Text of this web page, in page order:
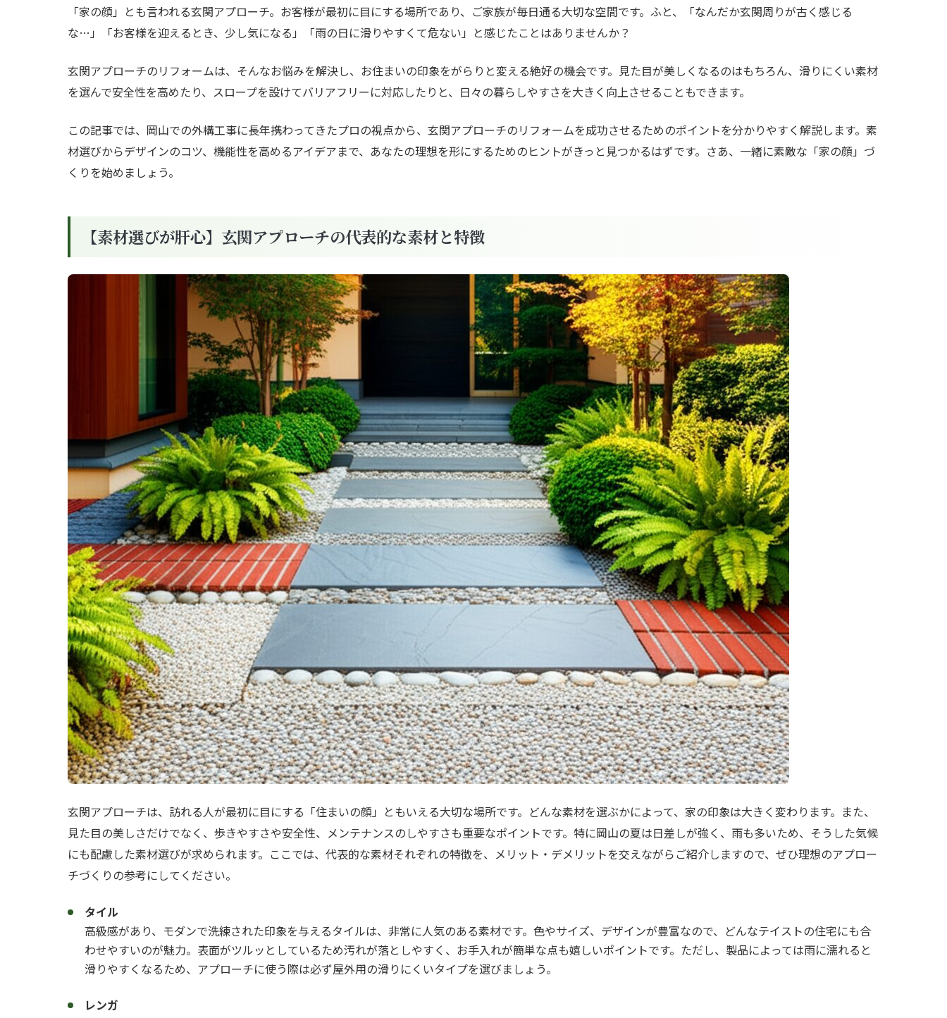
「家の顔」とも言われる玄関アプローチ。お客様が最初に目にする場所であり、ご家族が毎日通る大切な空間です。ふと、「なんだか玄関周りが古く感じる
な…」「お客様を迎えるとき、少し気になる」「雨の日に滑りやすくて危ない」と感じたことはありませんか？
玄関アプローチのリフォームは、そんなお悩みを解決し、お住まいの印象をがらりと変える絶好の機会です。見た目が美しくなるのはもちろん、滑りにくい素材
を選んで安全性を高めたり、スロープを設けてバリアフリーに対応したりと、日々の暮らしやすさを大きく向上させることもできます。
この記事では、岡山での外構工事に長年携わってきたプロの視点から、玄関アプローチのリフォームを成功させるためのポイントを分かりやすく解説します。素
材選びからデザインのコツ、機能性を高めるアイデアまで、あなたの理想を形にするためのヒントがきっと見つかるはずです。さあ、一緒に素敵な「家の顔」づ
くりを始めましょう。
【素材選びが肝心】玄関アプローチの代表的な素材と特徴
玄関アプローチは、訪れる人が最初に目にする「住まいの顔」ともいえる大切な場所です。どんな素材を選ぶかによって、家の印象は大きく変わります。また、
見た目の美しさだけでなく、歩きやすさや安全性、メンテナンスのしやすさも重要なポイントです。特に岡山の夏は日差しが強く、雨も多いため、そうした気候
にも配慮した素材選びが求められます。ここでは、代表的な素材それぞれの特徴を、メリット・デメリットを交えながらご紹介しますので、ぜひ理想のアプロー
チづくりの参考にしてください。
タイル
高級感があり、モダンで洗練された印象を与えるタイルは、非常に人気のある素材です。色やサイズ、デザインが豊富なので、どんなテイストの住宅にも合
わせやすいのが魅力。表面がツルッとしているため汚れが落としやすく、お手入れが簡単な点も嬉しいポイントです。ただし、製品によっては雨に濡れると
滑りやすくなるため、アプローチに使う際は必ず屋外用の滑りにくいタイプを選びましょう。
レンガ